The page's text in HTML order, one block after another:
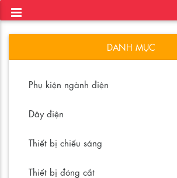
DANH MỤC
Phụ kiện ngành điện
Dây điện
Thiết bị chiếu sáng
Thiết bị đóng cắt